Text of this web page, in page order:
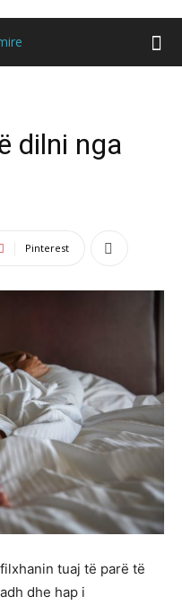
dilni nga
Pinterest
tuaj të parë të
dhe hap i